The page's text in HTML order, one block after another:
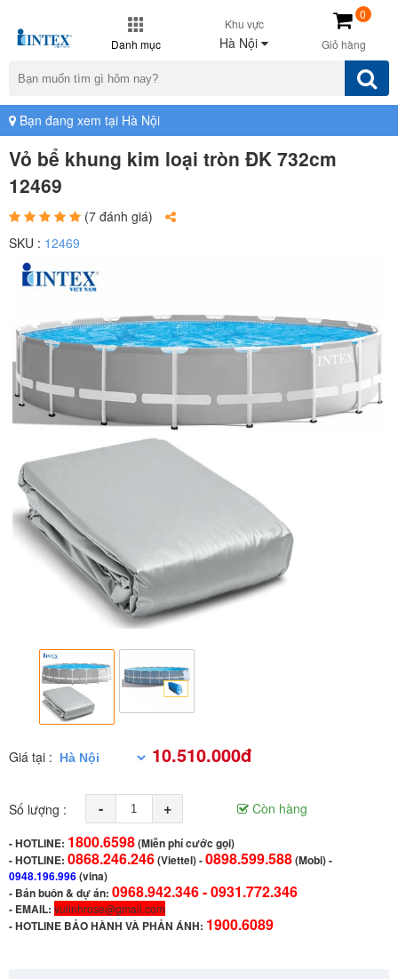
Danh mục
Khu vực
Hà Nội Giỏ hàng
0
Bạn đang xem tại Hà Nội
Vỏ bể khung kim loại tròn ĐK 732cm
12469
(7 đánh giá)
SKU : 12469
Giá tại : 10.510.000đ
Số lượng : - + Còn hàng
-HOTLINE: 1800.6598(Miễn phí cước gọi)
- HOTLINE: 0868.246.246(Viettel)-0898.599.588(Mobi) -
0948.196.996(vina)
- Bán buôn & dự án: 0968.942.346 -0931.772.346
- EMAIL: vulinhrose@gmail.com
-HOTLINE BẢO HÀNH VÀ PHẢN ÁNH: 1900.6089